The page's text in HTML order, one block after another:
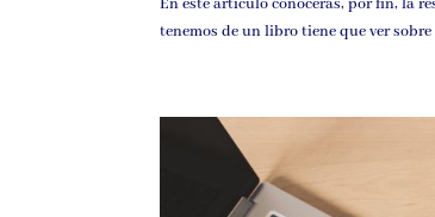
En este artículo conocerás, por fin, la
tenemos de un libro tiene que ver